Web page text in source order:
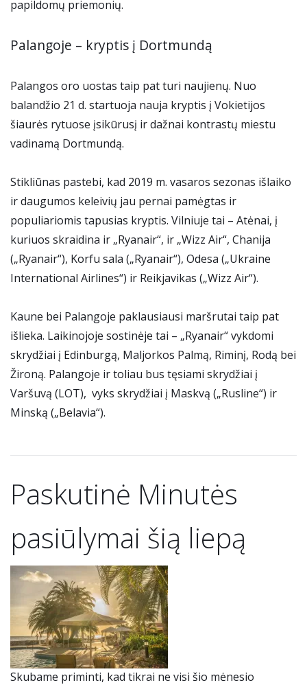
papildomų priemonių.
Palangoje – kryptis į Dortmundą
Palangos oro uostas taip pat turi naujienų. Nuo
balandžio 21 d. startuoja nauja kryptis į Vokietijos
šiaurės rytuose įsikūrusį ir dažnai kontrastų miestu
vadinamą Dortmundą.
Stikliūnas pastebi, kad 2019 m. vasaros sezonas išlaiko
ir daugumos keleivių jau pernai pamėgtas ir
populiariomis tapusias kryptis. Vilniuje tai – Atėnai, į
kuriuos skraidina ir „Ryanair“, ir „Wizz Air“, Chanija
(„Ryanair“), Korfu sala („Ryanair“), Odesa („Ukraine
International Airlines“) ir Reikjavikas („Wizz Air“).
Kaune bei Palangoje paklausiausi maršrutai taip pat
išlieka. Laikinojoje sostinėje tai – „Ryanair“ vykdomi
skrydžiai į Edinburgą, Maljorkos Palmą, Riminį, Rodą bei
Žironą. Palangoje ir toliau bus tęsiami skrydžiai į
Varšuvą (LOT), vyks skrydžiai į Maskvą („Rusline“) ir
Minską („Belavia“).
Paskutinė Minutės
pasiūlymai šią liepą
Skubame priminti, kad tikrai ne visi šio mėnesio